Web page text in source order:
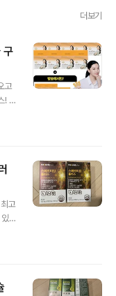
더보기
구
고
! 9
수
이
고